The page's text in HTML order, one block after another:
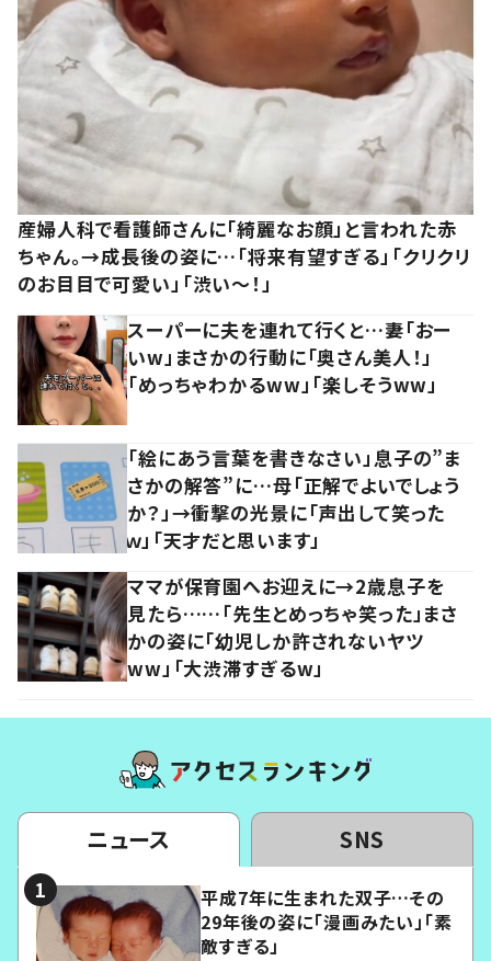
産婦人科で看護師さんに「綺麗なお顔」と言われた赤
ちゃん。→成長後の姿に…「将来有望すぎる」「クリクリ
のお目目で可愛い」「渋い～！」
スーパーに夫を連れて行くと…妻「おー
いw」まさかの行動に「奥さん美人！」
「めっちゃわかるww」「楽しそうww」
「絵にあう言葉を書きなさい」息子の”ま
さかの解答”に…母「正解でよいでしょう
か？」→衝撃の光景に「声出して笑った
ｗ」「天才だと思います」
ママが保育園へお迎えに→2歳息子を
見たら……「先生とめっちゃ笑った」まさ
かの姿に「幼児しか許されないヤツ
ww」「大渋滞すぎるw」
ニュース SNS
平成7年に生まれた双子…その
29年後の姿に「漫画みたい」「素
敵すぎる」